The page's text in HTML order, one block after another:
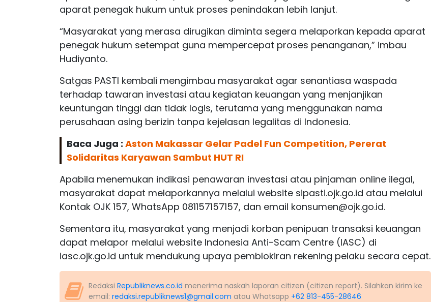
aparat penegak hukum untuk proses penindakan lebih lanjut.
“Masyarakat yang merasa dirugikan diminta segera melaporkan kepada aparat
penegak hukum setempat guna mempercepat proses penanganan,” imbau
Hudiyanto.
Satgas PASTI kembali mengimbau masyarakat agar senantiasa waspada
terhadap tawaran investasi atau kegiatan keuangan yang menjanjikan
keuntungan tinggi dan tidak logis, terutama yang menggunakan nama
perusahaan asing berizin tanpa kejelasan legalitas di Indonesia.
Baca Juga : Aston Makassar Gelar Padel Fun Competition, Pererat
Solidaritas Karyawan Sambut HUT RI
Apabila menemukan indikasi penawaran investasi atau pinjaman online ilegal,
masyarakat dapat melaporkannya melalui website sipasti.ojk.go.id atau melalui
Kontak OJK 157, WhatsApp 081157157157, dan email konsumen@ojk.go.id.
Sementara itu, masyarakat yang menjadi korban penipuan transaksi keuangan
dapat melapor melalui website Indonesia Anti-Scam Centre (IASC) di
iasc.ojk.go.id untuk mendukung upaya pemblokiran rekening pelaku secara cepat.
Redaksi Republiknews.co.id menerima naskah laporan citizen (citizen report). Silahkan kirim ke
email: redaksi.republiknews1@gmail.com atau Whatsapp +62 813-455-28646